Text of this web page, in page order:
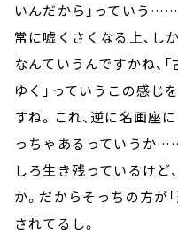
いんだから」っていう
常に嘘くさくなる上、し
なんていうんですかね、
ゆく」っていうこの感じ
すね。これ、逆に名画座
っちゃあるっていうか
しろ生き残っているけど
か。だからそっちの方が
されてるし。